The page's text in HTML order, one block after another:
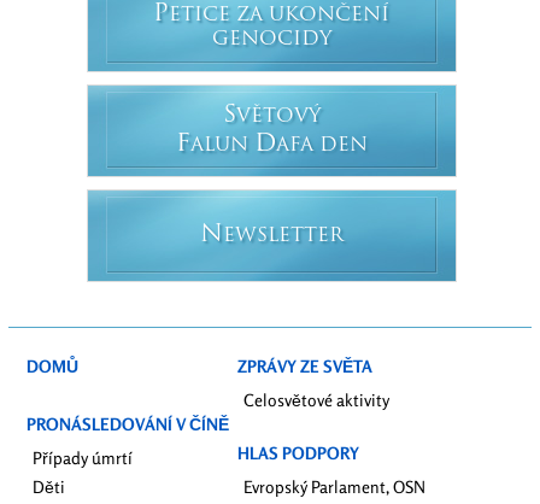
PETICE ZA UKONČENÍ
GENOCIDY
SVĚTOVÝ
FALUN DAFA DEN
N EWSLETTER
DOMŮ
PRONÁSLEDOVÁNÍ V ČÍNĚ
Případy úmrtí
Děti
ZPRÁVY ZE SVĚTA
Celosvětové aktivity
HLAS PODPORY
Evropský Parlament, OSN